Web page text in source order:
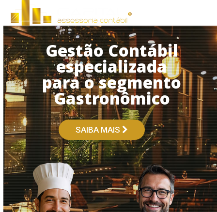
content
Open
mobile
menu
Close
mobile
menu
Gestão Contábil
especializada
para o segmento
Gastronômico
SAIBA MAIS